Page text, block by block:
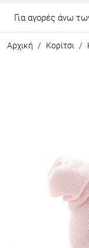
Για αγορές άνω
Αρχική / Κορίτσι /